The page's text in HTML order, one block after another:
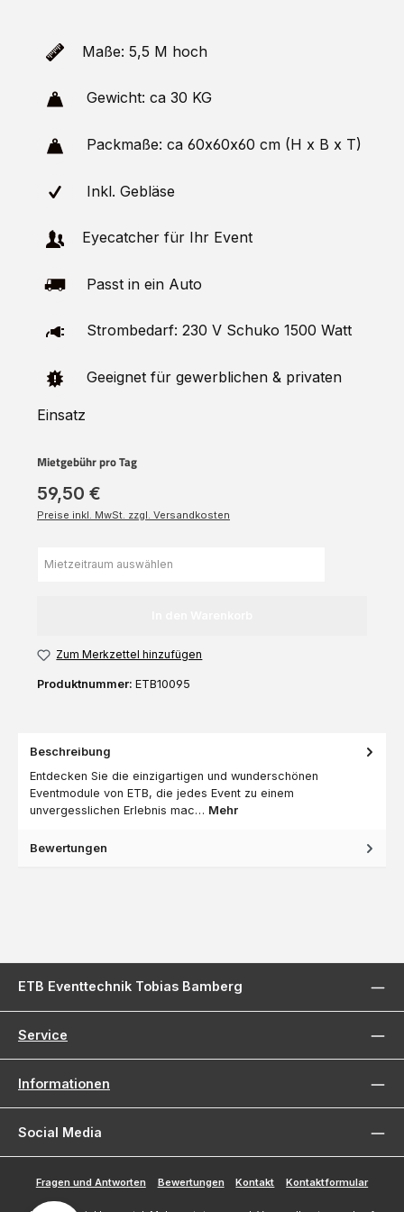
Maße: 5,5 M hoch
Gewicht: ca 30 KG
Packmaße: ca 60x60x60 cm (H x B x T)
Inkl. Gebläse
Eyecatcher für Ihr Event
Passt in ein Auto
Strombedarf: 230 V Schuko 1500 Watt
Geeignet für gewerblichen & privaten
Einsatz
Mietgebühr pro Tag
59,50 €
Preise inkl. MwSt. zzgl. Versandkosten
Zum Merkzettel hinzufügen
Produktnummer: ETB10095
Beschreibung
Entdecken Sie die einzigartigen und wunderschönen
Eventmodule von ETB, die jedes Event zu einem
unvergesslichen Erlebnis mac… Mehr
Bewertungen
ETB Eventtechnik Tobias Bamberg
Service
Informationen
Social Media
Fragen und Antworten Bewertungen Kontakt Kontaktformular